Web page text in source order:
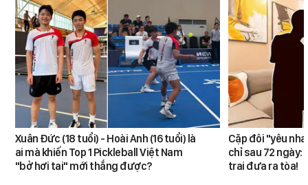
Xuân Đức (18 tuổi) - Hoài Anh (16 tuổi) là
ai mà khiến Top 1 Pickleball Việt Nam
"bở hơi tai" mới thắng được?
Cặp đôi "yêu
chỉ sau 72 ngày:
trai đưa ra tòa!